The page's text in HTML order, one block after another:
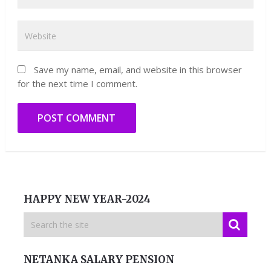
Save my name, email, and website in this browser
for the next time I comment.
HAPPY NEW YEAR-2024
NETANKA SALARY PENSION